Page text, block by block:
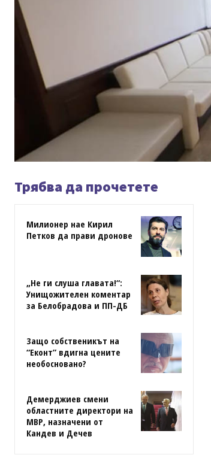
Трябва да прочетете
Милионер нае Кирил
Петков да прави дронове
„Не ги слуша главата!“:
Унищожителен коментар
за Белобрадова и ПП-ДБ
Защо собственикът на
“Еконт” вдигна цените
необосновано?
Демерджиев смени
областните директори на
МВР, назначени от
Кандев и Дечев